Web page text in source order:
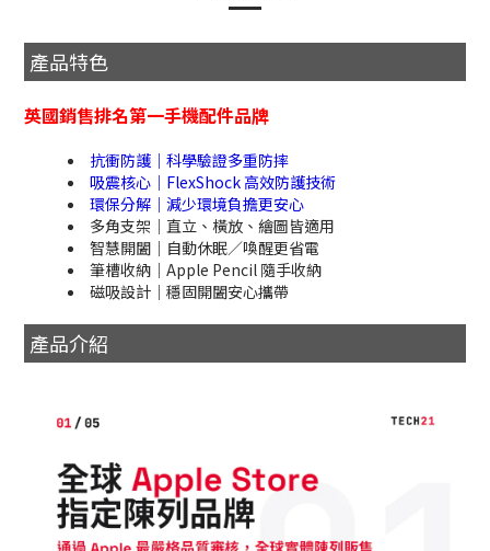
產品特色
英國銷售排名第一手機配件品牌
抗衝防護｜科學驗證多重防摔
吸震核心｜FlexShock 高效防護技術
環保分解｜減少環境負擔更安心
多角支架｜直立、橫放、繪圖皆適用
智慧開闔｜自動休眠／喚醒更省電
筆槽收納｜Apple Pencil 隨手收納
磁吸設計｜穩固開闔安心攜帶
產品介紹